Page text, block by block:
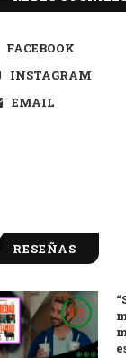
FACEBOOK
INSTAGRAM
EMAIL
RESEÑAS
9.0